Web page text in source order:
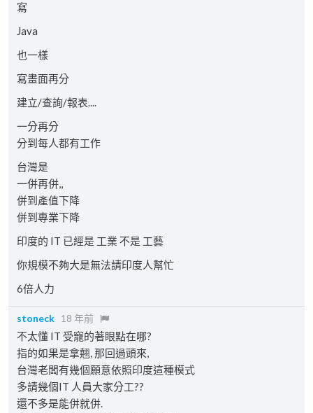
寫
Java
也一樣
寫畫面再分
建立/查詢/報表....
一分再分
分到每人都有工作
台灣是
一併再併,,
併到產值下降
併到專業下降
印度的 IT 已經是 工業 不是 工藝
你規模不夠大是無法請印度人幫忙
6倍人力
stoneck 18 年前
不太懂 IT 受寵的著眼點在哪?
指的如果是拿翹, 那回過頭來,
台灣老闆有幾個願意依照印度這種模式
多請幾個IT 人員大家分工??
還不多是能併就併.